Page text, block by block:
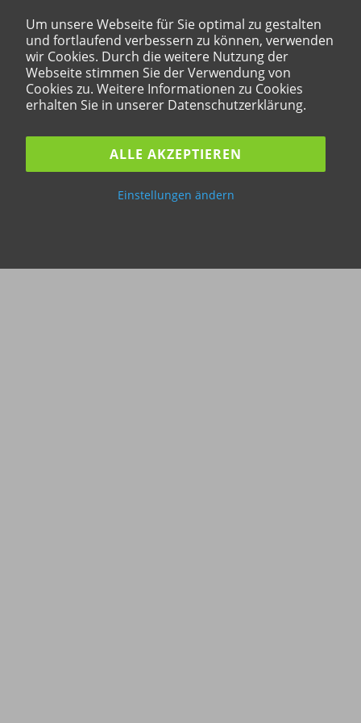
Um unsere Webseite für Sie optimal zu gestalten
und fortlaufend verbessern zu können, verwenden
wir Cookies. Durch die weitere Nutzung der
Webseite stimmen Sie der Verwendung von
Cookies zu. Weitere Informationen zu Cookies
erhalten Sie in unserer Datenschutzerklärung.
ALLE AKZEPTIEREN
Einstellungen ändern